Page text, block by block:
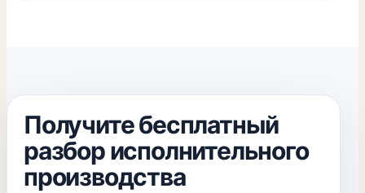
Получите бесплатный
разбор исполнительного
производства